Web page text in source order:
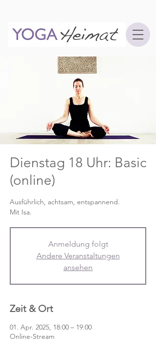
Dienstag 18 Uhr: Basic
(online)
Ausführlich, achtsam, entspannend.
Mit Isa.
Anmeldung folgt
Andere Veranstaltungen
ansehen
Zeit & Ort
01. Apr. 2025, 18:00 – 19:00
Online-Stream